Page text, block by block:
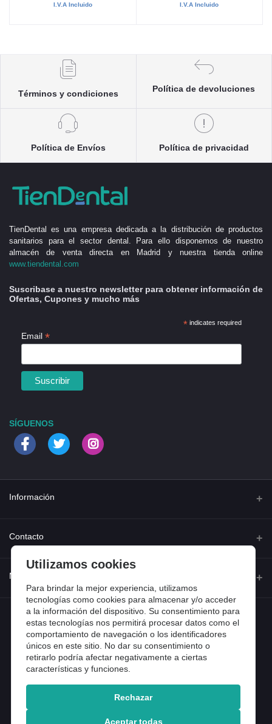
I.V.A Incluido I.V.A Incluido
Términos y condiciones
Política de devoluciones
Política de Envíos Política de privacidad
TienDental es una empresa dedicada a la distribución de productos
sanitarios para el sector dental. Para ello disponemos de nuestro
almacén de venta directa en Madrid y nuestra tienda online
www.tiendental.com
Suscribase a nuestro newsletter para obtener información de
Ofertas, Cupones y mucho más
*indicates required
Email *
SÍGUENOS
Información
Quienes somos
Preguntas frecuentes
Entradas de blog
Contacto
Calle Ferraz 42, Madrid
Teléfono
918 13 81 81
Email
info@tiendental.com
Mi cuenta
Iniciar sesión
Historial de pedidos
Mi lista de compra
Copyright 2025 © TienDental productos dentales, S.L..
Utilizamos cookies
Para brindar la mejor experiencia, utilizamos
tecnologías como cookies para almacenar y/o acceder
a la información del dispositivo. Su consentimiento para
estas tecnologías nos permitirá procesar datos como el
comportamiento de navegación o los identificadores
únicos en este sitio. No dar su consentimiento o
retirarlo podría afectar negativamente a ciertas
características y funciones.
Rechazar
Aceptar todas